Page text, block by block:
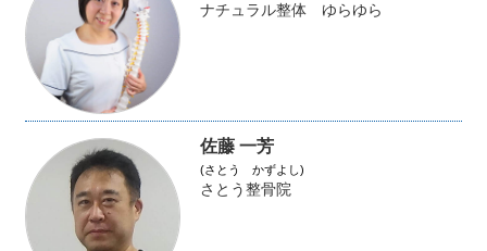
ナチュラル整体 ゆらゆら
佐藤 一芳
(さとう かずよし)
さとう整骨院